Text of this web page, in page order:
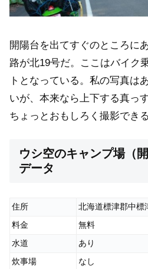
開陽台を出てすぐのところに
路が北19号だ。ここはバイク
トとなっている。私の写真は
いが、本来なら上下する真っ
ちょっとおもしろく撮影できる
ウシ空のキャンプ場（
データ
住所 北海道標津郡中標
料金 無料
水道 あり
炊事場 なし